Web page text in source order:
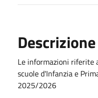
Descrizione
Le informazioni riferite
scuole d'Infanzia e
2025/2026